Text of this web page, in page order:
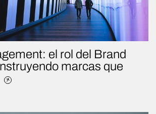
el rol del Brand
marcas que